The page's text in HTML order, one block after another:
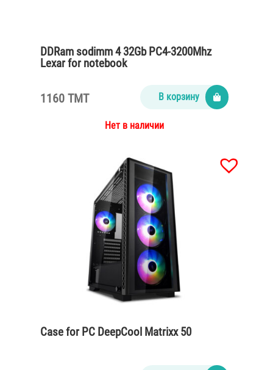
DDRam sodimm 4 32Gb PC4-3200Mhz
Lexar for notebook
1160 TMT В корзину
Нет в наличии
Case for PC DeepCool Matrixx 50